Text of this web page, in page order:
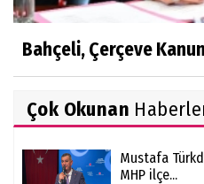
Bahçeli, Çerçeve
Çok Okunan
Mustafa
MHP ilçe...